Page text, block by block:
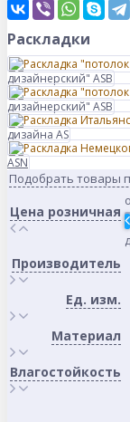
Раскладки
дизайнерский" ASB
дизайнерский" ASB
дизайна AS
АSN
Подобрать товары
Цена розничная
Производитель
Ед. изм.
Материал
Влагостойкость